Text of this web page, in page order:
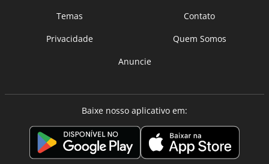
Temas
Contato
Privacidade
Quem Somos
Anuncie
Baixe nosso aplicativo em: